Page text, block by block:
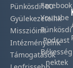
Pünkösdi100
Gyülekezeteink​
Misszióink​
Intézményeink
Támogatások
Facebook​
Youtube
Pünkösdi
Podcast​
Békesség
nektek